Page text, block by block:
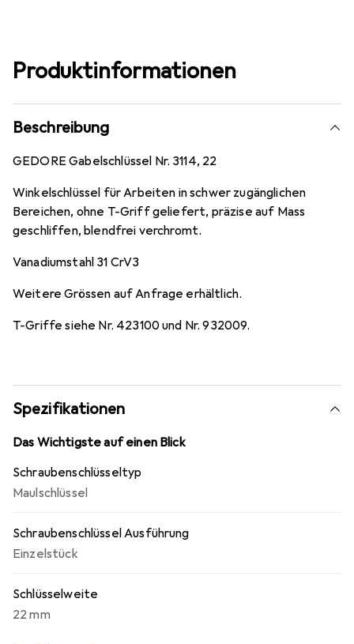
Produktinformationen
Beschreibung
GEDORE Gabelschlüssel Nr. 3114, 22
Winkelschlüssel für Arbeiten in schwer zugänglichen
Bereichen, ohne T-Griff geliefert, präzise auf Mass
geschliffen, blendfrei verchromt.
Vanadiumstahl 31 CrV3
Weitere Grössen auf Anfrage erhältlich.
T-Griffe siehe Nr. 423100 und Nr. 932009.
Spezifikationen
Das Wichtigste auf einen Blick
Schraubenschlüsseltyp
Maulschlüssel
Schraubenschlüssel Ausführung
Einzelstück
Schlüsselweite
22 mm